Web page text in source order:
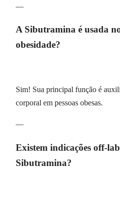
—
A Sibutramina é usada
obesidade?
Sim! Sua principal função é
corporal em pessoas obesas.
—
Existem indicações off-
Sibutramina?